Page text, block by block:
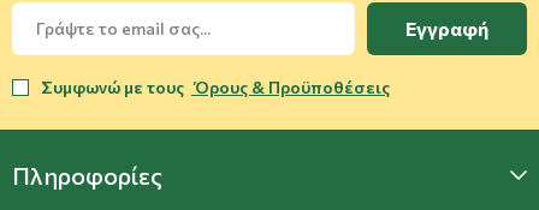
Εγγραφή
Συμφωνώ με τους Όρους & Προϋποθέσεις
Πληροφορίες